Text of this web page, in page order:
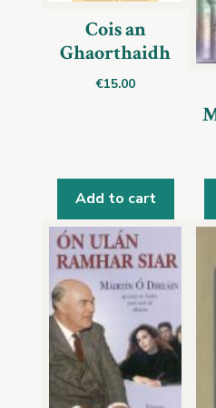
Cois an
Ghaorthaidh
€15.00
Add to cart